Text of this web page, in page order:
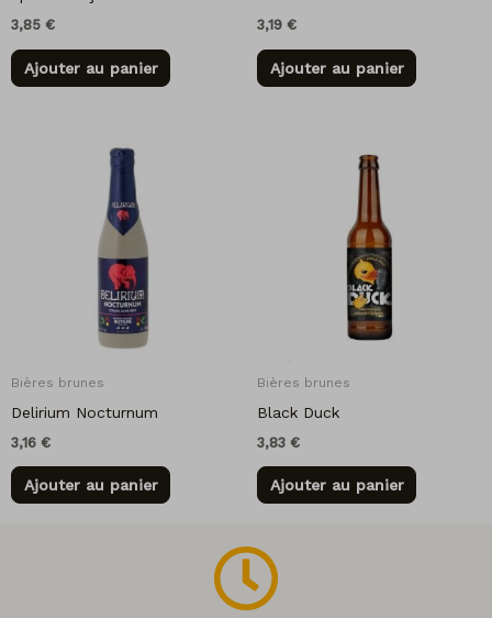
3,85 €
Ajouter au panier
3,19 €
Ajouter au panier
Bières brunes
Delirium Nocturnum
3,16 €
Ajouter au panier
Bières brunes
Black Duck
3,83 €
Ajouter au panier